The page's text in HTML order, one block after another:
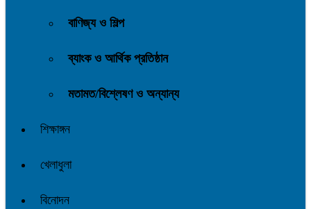
বাণিজ্য ও শিল্প
ব্যাংক ও আর্থিক প্রতিষ্ঠান
মতামত/বিশ্লেষণ ও অন্যান্য
শিক্ষাঙ্গন
খেলাধুলা
বিনোদন